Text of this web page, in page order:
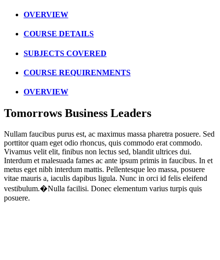
OVERVIEW
COURSE DETAILS
SUBJECTS COVERED
COURSE REQUIRENMENTS
OVERVIEW
Tomorrows Business Leaders
Nullam faucibus purus est, ac maximus massa pharetra posuere. Sed
porttitor quam eget odio rhoncus, quis commodo erat commodo.
Vivamus velit elit, finibus non lectus sed, blandit ultrices dui.
Interdum et malesuada fames ac ante ipsum primis in faucibus. In et
metus eget nibh interdum mattis. Pellentesque leo massa, posuere
vitae mauris a, iaculis dapibus ligula. Nunc in orci id felis eleifend
vestibulum.�Nulla facilisi. Donec elementum varius turpis quis
posuere.